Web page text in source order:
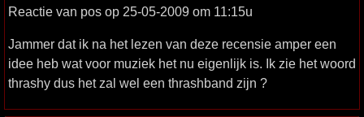
Reactie van pos op 25-05-2009 om 11:15u
Jammer dat ik na het lezen van deze recensie amper een
idee heb wat voor muziek het nu eigenlijk is. Ik zie het woord
thrashy dus het zal wel een thrashband zijn ?